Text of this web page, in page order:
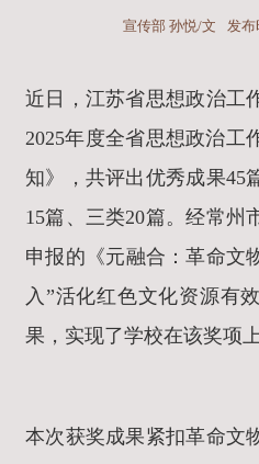
宣传部 孙悦/文 发布
近日，江苏省思想政治工
2025年度全省思想政治工
知》，共评出优秀成果45
15篇、三类20篇。经常州
申报的《元融合：革命
入”活化红色文化资源有
果，实现了学校在该奖项
本次获奖成果紧扣革命文